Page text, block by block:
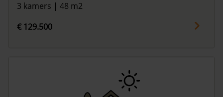
3 kamers | 48 m2
€ 129.500